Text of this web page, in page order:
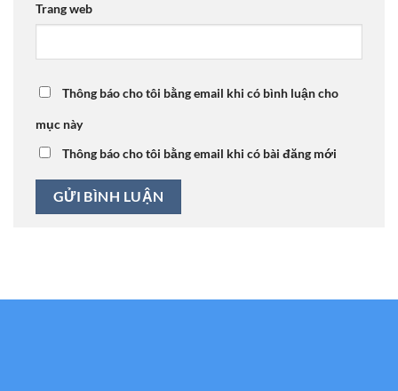
Trang web
Thông báo cho tôi bằng email khi có bình luận cho
mục này
Thông báo cho tôi bằng email khi có bài đăng mới